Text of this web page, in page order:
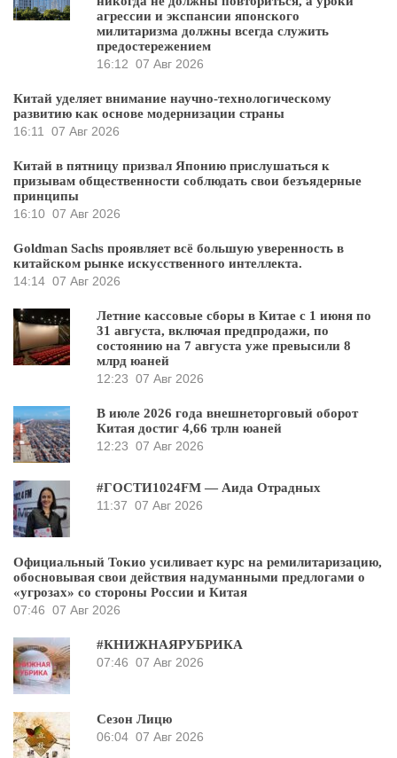
агрессии и экспансии японского
милитаризма должны всегда служить
предостережением
16:12 07 Авг 2026
Китай уделяет внимание научно-технологическому
развитию как основе модернизации страны
16:11
07 Авг 2026
Китай в пятницу призвал Японию прислушаться к
призывам общественности соблюдать свои безъядерные
принципы
16:10 07 Авг 2026
Goldman Sachs проявляет всё большую уверенность в
китайском рынке искусственного интеллекта.
14:14 07 Авг 2026
Летние кассовые сборы в Китае с 1 июня по
31 августа, включая предпродажи, по
состоянию на 7 августа уже превысили 8
млрд юаней
12:23 07 Авг 2026
В июле 2026 года внешнеторговый оборот
Китая достиг 4,66 трлн юаней
12:23 07 Авг 2026
#ГОСТИ1024FM — Аида Отрадных
11:37 07 Авг 2026
Официальный Токио усиливает курс на ремилитаризацию,
обосновывая свои действия надуманными предлогами о
«угрозах» со стороны России и Китая
07:46 07 Авг 2026
#КНИЖНАЯРУБРИКА
07:46 07 Авг 2026
Сезон Лицю
06:04 07 Авг 2026